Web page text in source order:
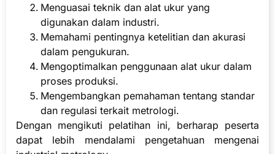
Menguasai teknik dan alat ukur yang
digunakan dalam industri.
Memahami pentingnya ketelitian dan akurasi
dalam pengukuran.
Mengoptimalkan penggunaan alat ukur dalam
proses produksi.
Mengembangkan pemahaman tentang standar
dan regulasi terkait metrologi.
Dengan mengikuti pelatihan ini, berharap peserta
dapat lebih mendalami pengetahuan mengenai